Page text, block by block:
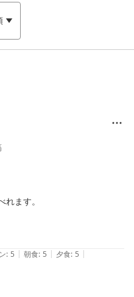
ます。
: 5 | 朝食: 5 | 夕食: 5 |